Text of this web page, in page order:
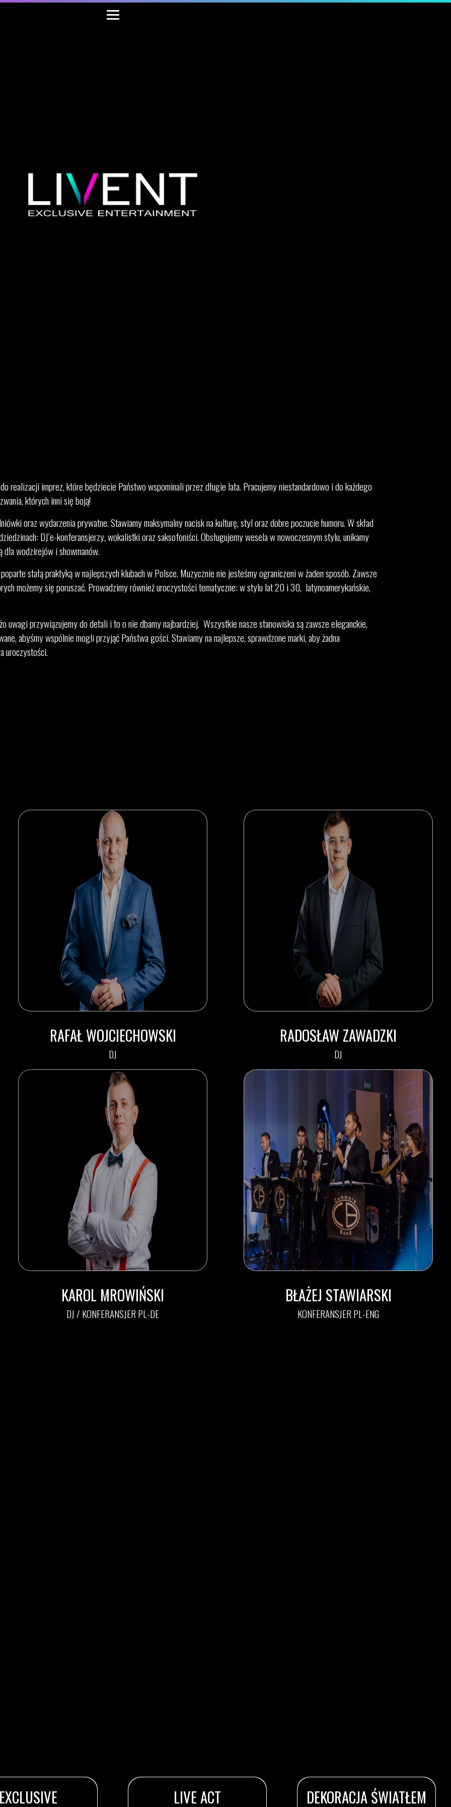
realizacji imprez, które będziecie Państwo wspominali przez długie lata. Pracujemy niestandardowo i do każdego
których inni się boją!
oraz wydarzenia prywatne. Stawiamy maksymalny nacisk na kulturę, styl oraz dobre poczucie humoru. W skład
DJ’e-konferansjerzy, wokalistki oraz saksofoniści. Obsługujemy wesela w nowoczesnym stylu, unikamy
dla wodzirejów i showmanów.
stałą praktyką w najlepszych klubach w Polsce. Muzycznie nie jesteśmy ograniczeni w żaden sposób. Zawsze
możemy się poruszać. Prowadzimy również uroczystości tematyczne: w stylu lat 20 i 30, latynoamerykańskie,
uwagi przywiązujemy do detali i to o nie dbamy najbardziej. Wszystkie nasze stanowiska są zawsze eleganckie,
abyśmy wspólnie mogli przyjąć Państwa gości. Stawiamy na najlepsze, sprawdzone marki, aby żadna
uroczystości.
RAFAŁ WOJCIECHOWSKI
DJ
RADOSŁAW ZAWADZKI
DJ
KAROL MROWIŃSKI
DJ / KONFERANSJER PL-DE
BŁAŻEJ STAWIARSKI
KONFERANSJER PL-ENG
LIVE ACT DEKORACJA ŚWIATŁEM